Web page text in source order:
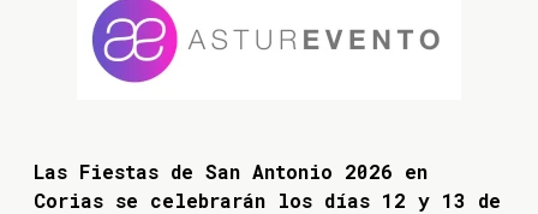
Las Fiestas de San Antonio 2026 en
Corias se celebrarán los días 12 y 13 de